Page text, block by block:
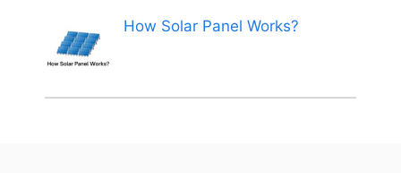
How Solar Panel Works?